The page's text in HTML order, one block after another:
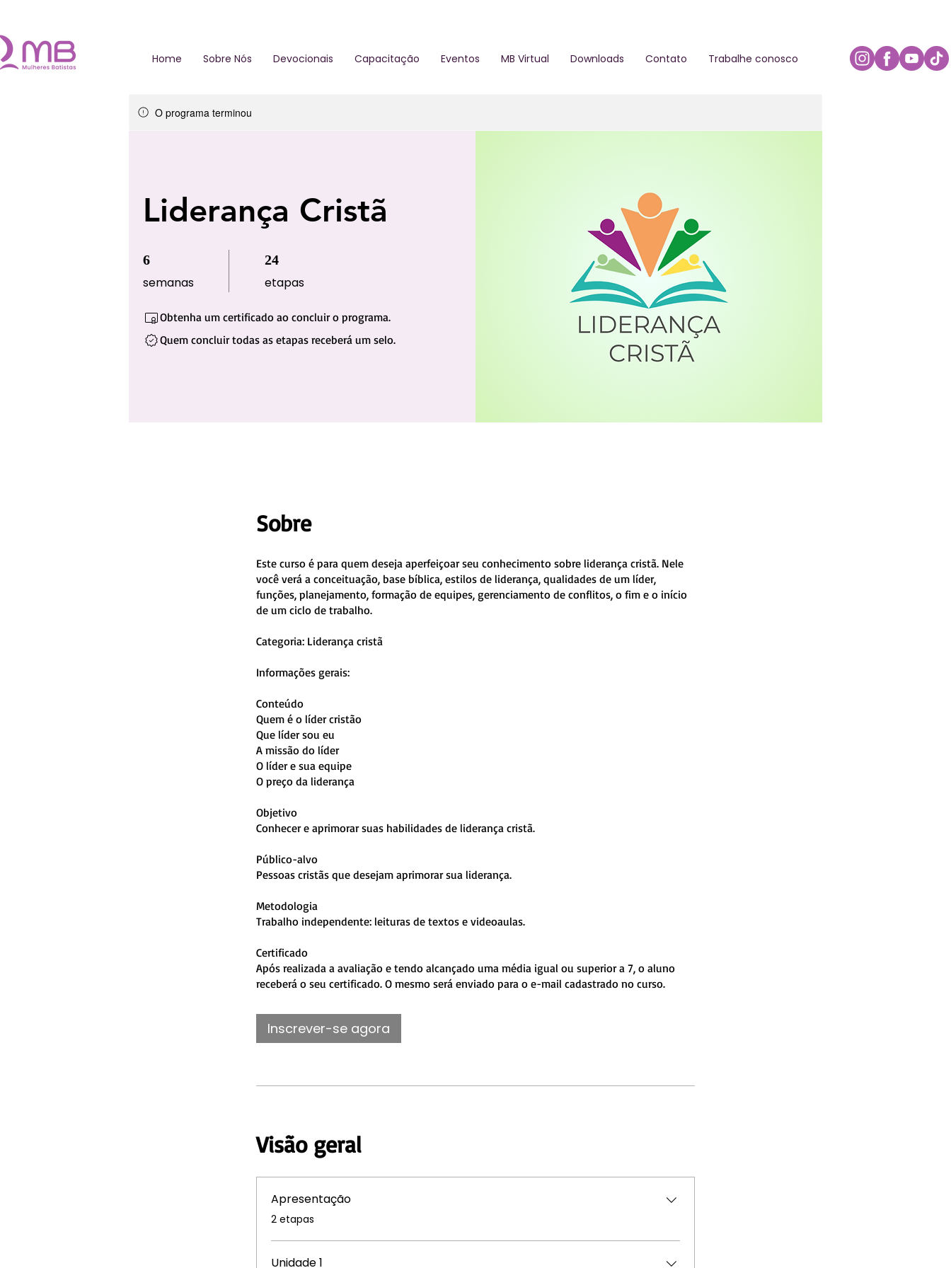
Home Sobre Nós Devocionais Capacitação Eventos MB Virtual Downloads Contato Trabalhe conosco
O programa terminou
Liderança Cristã
6
semanas
24
etapas
Obtenha um certificado ao concluir o programa.
Quem concluir todas as etapas receberá um selo.
Sobre
Este curso é para quem deseja aperfeiçoar seu conhecimento sobre liderança cristã. Nele
você verá a conceituação, base bíblica, estilos de liderança, qualidades de um líder,
funções, planejamento, formação de equipes, gerenciamento de conflitos, o fim e o início
de um ciclo de trabalho.
Categoria: Liderança cristã
Informações gerais:
Conteúdo
Quem é o líder cristão
Que líder sou eu
A missão do líder
O líder e sua equipe
O preço da liderança
Objetivo
Conhecer e aprimorar suas habilidades de liderança cristã.
Público-alvo
Pessoas cristãs que desejam aprimorar sua liderança.
Metodologia
Trabalho independente: leituras de textos e videoaulas.
Certificado
Após realizada a avaliação e tendo alcançado uma média igual ou superior a 7, o aluno
receberá o seu certificado. O mesmo será enviado para o e-mail cadastrado no curso.
Inscrever-se agora
Visão geral
Apresentação
.2 etapas
Unidade 1